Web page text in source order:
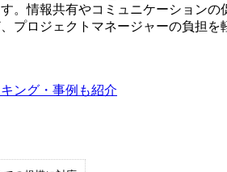
。情報共有やコミュニケーションの
プロジェクトマネージャーの負担を
ング・事例も紹介